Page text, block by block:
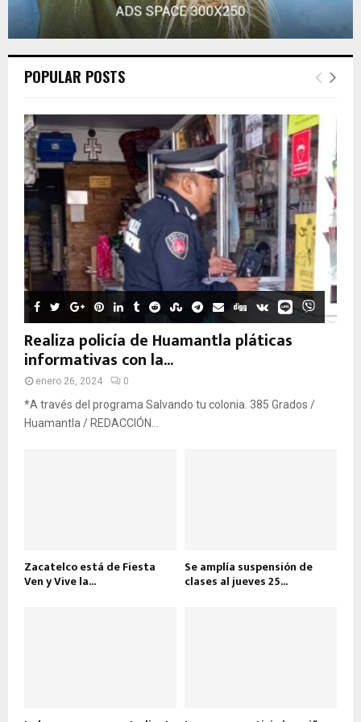
POPULAR POSTS
Realiza policía de Huamantla pláticas
informativas con la...
enero 26, 2024 0
*A través del programa Salvando tu colonia. 385 Grados /
Huamantla / REDACCIÓN...
Zacatelco está de Fiesta
Ven y Vive la...
Se amplía suspensión de
clases al jueves 25...